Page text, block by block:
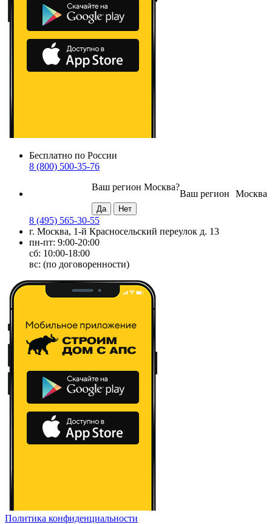
Бесплатно по России
8 (800) 500-35-76
Москва
Ваш регион
Ваш регион Москва?
8 (495) 565-30-55
г. Москва, 1-й Красносельский переулок д. 13
пн-пт: 9:00-20:00
сб: 10:00-18:00
вс: (по договоренности)
Политика конфиденциальности